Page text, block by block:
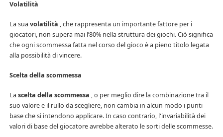
Volatilità
La sua volatilità , che rappresenta un importante fattore per i
giocatori, non supera mai l’80% nella struttura dei giochi. Ciò significa
che ogni scommessa fatta nel corso del gioco è a pieno titolo legata
alla possibilità di vincere.
Scelta della scommessa
La scelta della scommessa , o per meglio dire la combinazione tra il
suo valore e il rullo da scegliere, non cambia in alcun modo i punti
base che si intendono applicare. In caso contrario, l'invariabilità dei
valori di base del giocatore avrebbe alterato le sorti delle scommesse.